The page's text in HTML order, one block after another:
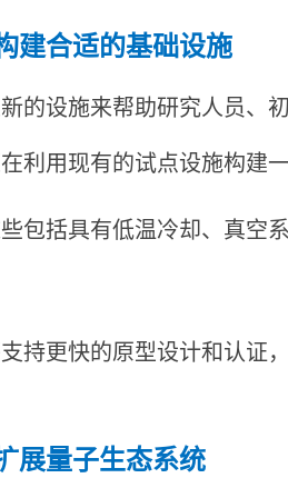
建合适的基础设施
的设施来帮助研究人员、
利用现有的试点设施构建
包括具有低温冷却、真空
持更快的原型设计和认证
展量子生态系统